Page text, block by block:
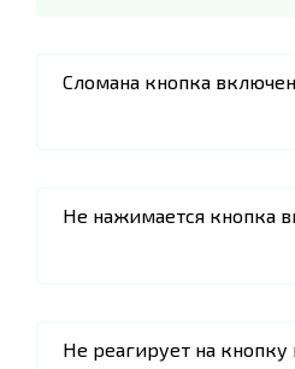
Сломана кнопка
Не нажимается кнопка
Не реагирует на